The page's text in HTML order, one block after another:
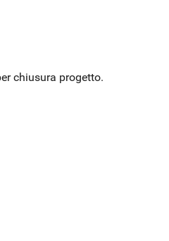
chiusura progetto.